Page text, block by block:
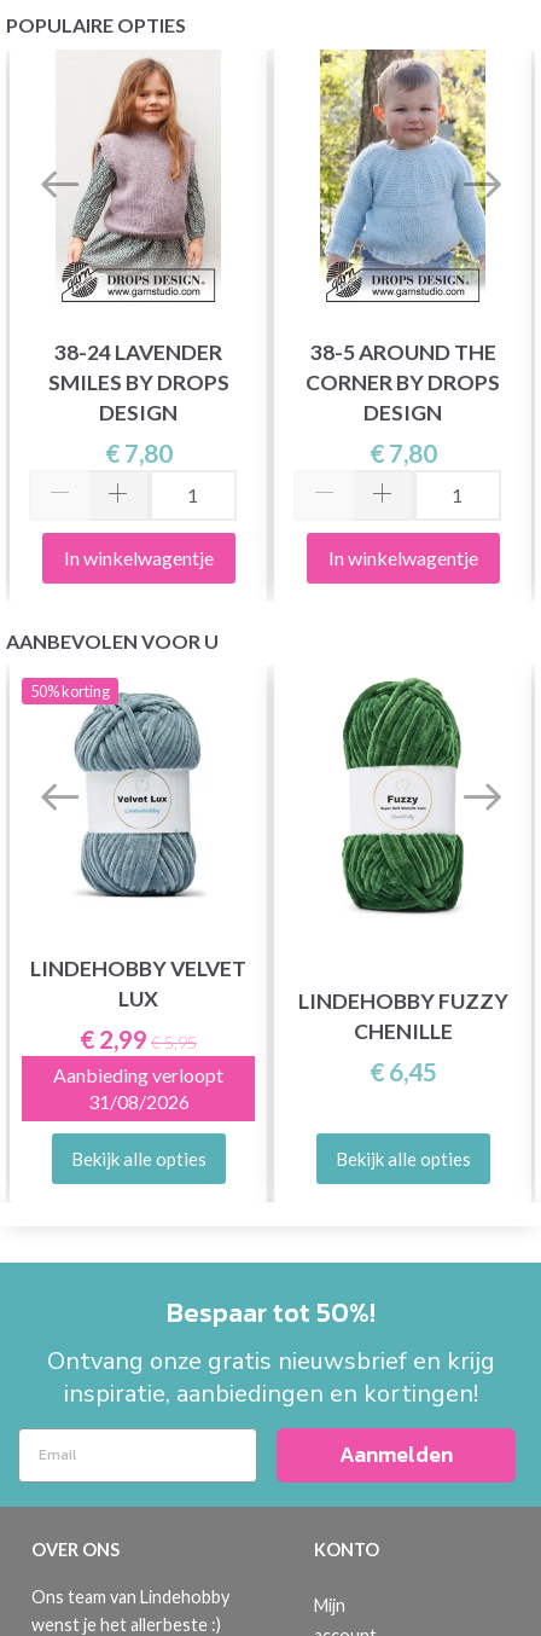
POPULAIRE OPTIES
38-24 LAVENDER
SMILES BY DROPS
DESIGN
€ 7,80
In winkelwagentje
38-5 AROUND THE
CORNER BY DROPS
DESIGN
€ 7,80
In winkelwagentje
AANBEVOLEN VOOR U
50%korting
LINDEHOBBY VELVET
LUX
€ 2,99 € 5,95
Aanbieding verloopt
31/08/2026
Bekijk alle opties
LINDEHOBBY FUZZY
CHENILLE
€ 6,45
Bekijk alle opties
Bespaar tot 50%!
Ontvang onze gratis nieuwsbrief en krijg
inspiratie, aanbiedingen en kortingen!
Aanmelden
OVER ONS
Ons team van Lindehobby
wenst je het allerbeste :)
KONTO
Mijn